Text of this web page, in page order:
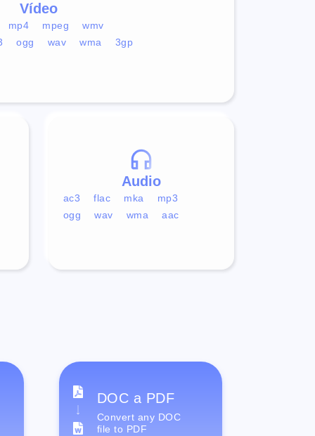
Vídeo
mp4 mpeg
wmv
ogg wav wma 3gp
Audio
ac3 flac mka
mp3
ogg
wav wma aac
DOC a PDF
Convert any DOC
file to PDF